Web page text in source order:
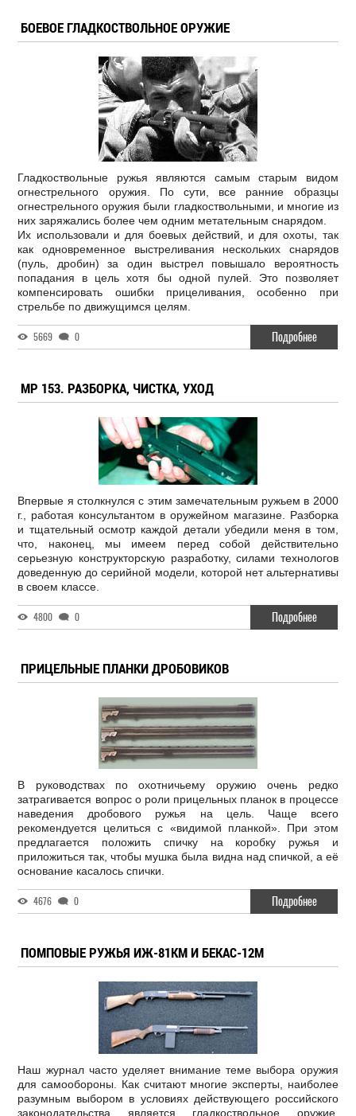
БОЕВОЕ ГЛАДКОСТВОЛЬНОЕ ОРУЖИЕ
Гладкоствольные ружья являются самым старым видом
огнестрельного оружия. По сути, все ранние образцы
огнестрельного оружия были гладкоствольными, и многие из
них заряжались более чем одним метательным снарядом.
Их использовали и для боевых действий, и для охоты, так
как одновременное выстреливания нескольких снарядов
(пуль, дробин) за один выстрел повышало вероятность
попадания в цель хотя бы одной пулей. Это позволяет
компенсировать ошибки прицеливания, особенно при
стрельбе по движущимся целям.
5669 0 Подробнее
МР 153. РАЗБОРКА, ЧИСТКА, УХОД
Впервые я столкнулся с этим замечательным ружьем в 2000
г., работая консультантом в оружейном магазине. Разборка
и тщательный осмотр каждой детали убедили меня в том,
что, наконец, мы имеем перед собой действительно
серьезную конструкторскую разработку, силами технологов
доведенную до серийной модели, которой нет альтернативы
в своем классе.
4800 0 Подробнее
ПРИЦЕЛЬНЫЕ ПЛАНКИ ДРОБОВИКОВ
В руководствах по охотничьему оружию очень редко
затрагивается вопрос о роли прицельных планок в процессе
наведения дробового ружья на цель. Чаще всего
рекомендуется целиться с «видимой планкой». При этом
предлагается положить спичку на коробку ружья и
приложиться так, чтобы мушка была видна над спичкой, а её
основание касалось спички.
4676 0 Подробнее
ПОМПОВЫЕ РУЖЬЯ ИЖ-81КМ И БЕКАС-12М
Наш журнал часто уделяет внимание теме выбора оружия
для самообороны. Как считают многие эксперты, наиболее
разумным выбором в условиях действующего российского
законодательства является гладкоствольное оружие.